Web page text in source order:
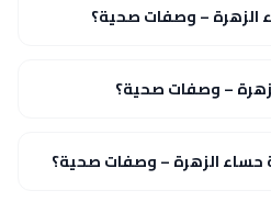
– وصفات صحية؟
– وصفات صحية؟
الزهرة – وصفات صحية؟